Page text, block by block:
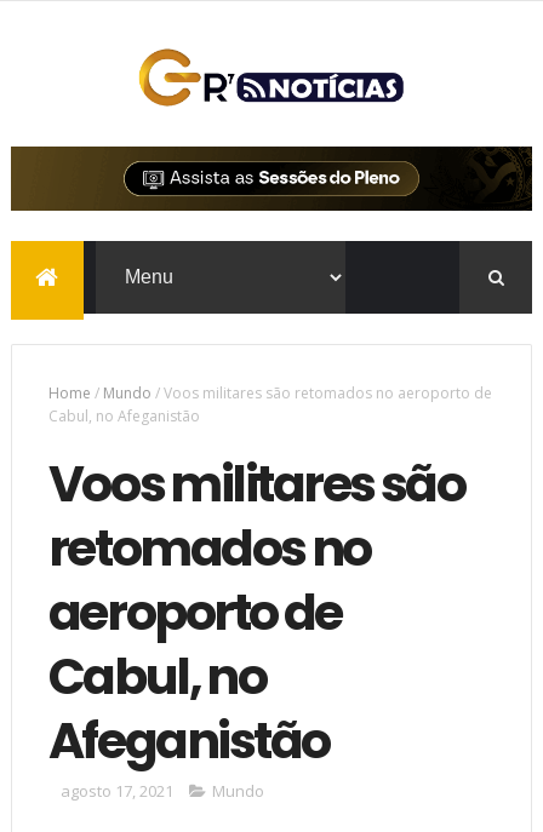
Home / Mundo /Voos militares são retomados no aeroporto de
Cabul, no Afeganistão
Voos militares são
retomados no
aeroporto de
Cabul, no
Afeganistão
agosto 17, 2021 Mundo